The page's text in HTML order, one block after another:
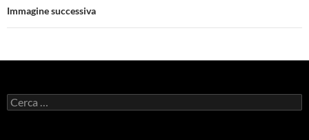
Immagine successiva
Ricerca
per: